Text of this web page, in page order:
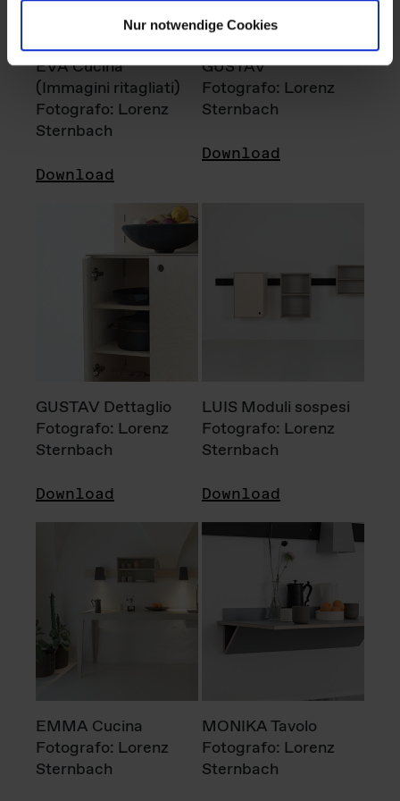
Nur notwendige Cookies
EVA Cucina
(Immagini ritagliati)
Fotografo: Lorenz
Sternbach
Download
GUSTAV
Fotografo: Lorenz
Sternbach
Download
GUSTAV Dettaglio
Fotografo: Lorenz
Sternbach
Download
LUIS Moduli sospesi
Fotografo: Lorenz
Sternbach
Download
EMMA Cucina
Fotografo: Lorenz
Sternbach
MONIKA Tavolo
Fotografo: Lorenz
Sternbach